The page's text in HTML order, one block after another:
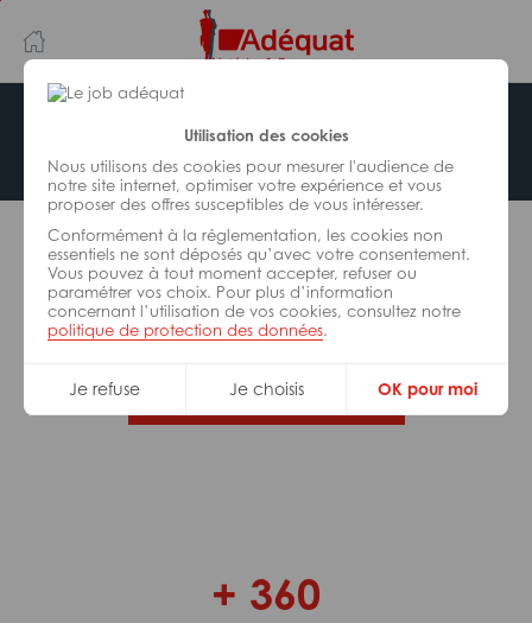
Utilisation des cookies
Nous utilisons des cookies pour mesurer l'audience de
notre site internet, optimiser votre expérience et vous
proposer des offres susceptibles de vous intéresser.
Conformément à la réglementation, les cookies non
essentiels ne sont déposés qu’avec votre consentement.
Vous pouvez à tout moment accepter, refuser ou
paramétrer vos choix. Pour plus d’information
concernant l’utilisation de vos cookies, consultez notre
politique de protection des données.
Je refuse Je choisis OK pour moi
au
contenu
principal
navigation
Offre indisponible
L’offre d’emploi que vous tentez de consulter n’est
plus disponible.
De nombreuses autres missions peuvent vous
correspondre, consultez toutes nos offres.
Trouvez votre job Adéquat !
+ 360